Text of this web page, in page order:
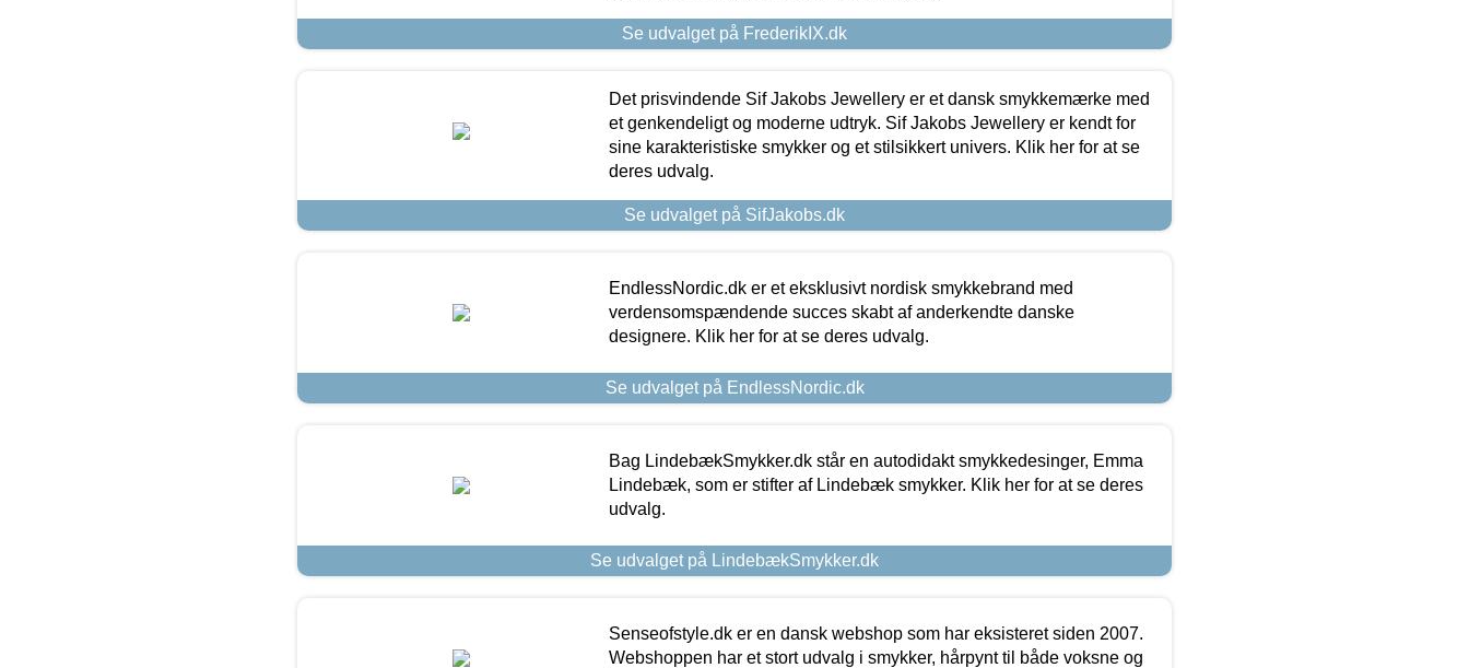
Se udvalget på FrederikIX.dk
Det prisvindende Sif Jakobs Jewellery er et dansk smykkemærke med
et genkendeligt og moderne udtryk. Sif Jakobs Jewellery er kendt for
sine karakteristiske smykker og et stilsikkert univers. Klik her for at se
deres udvalg.
Se udvalget på SifJakobs.dk
EndlessNordic.dk er et eksklusivt nordisk smykkebrand med
verdensomspændende succes skabt af anderkendte danske
designere. Klik her for at se deres udvalg.
Se udvalget på EndlessNordic.dk
Bag LindebækSmykker.dk står en autodidakt smykkedesinger, Emma
Lindebæk, som er stifter af Lindebæk smykker. Klik her for at se deres
udvalg.
Se udvalget på LindebækSmykker.dk
Senseofstyle.dk er en dansk webshop som har eksisteret siden 2007.
Webshoppen har et stort udvalg i smykker, hårpynt til både voksne og